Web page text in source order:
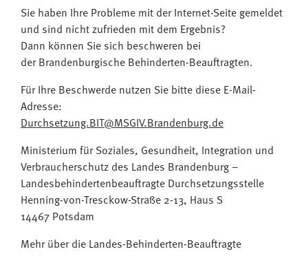
Sie haben Ihre Probleme mit der Internet-Seite gemeldet
und sind nicht zufrieden mit dem Ergebnis?
Dann können Sie sich beschweren bei
der Brandenburgische Behinderten-Beauftragten.
Für Ihre Beschwerde nutzen Sie bitte diese E-Mail-
Adresse:
Durchsetzung.BIT@MSGIV.Brandenburg.de
Ministerium für Soziales, Gesundheit, Integration und
Verbraucherschutz des Landes Brandenburg –
Landesbehindertenbeauftragte Durchsetzungsstelle
Henning-von-Tresckow-Straße 2-13, Haus S
14467 Potsdam
Mehr über die Landes-Behinderten-Beauftragte